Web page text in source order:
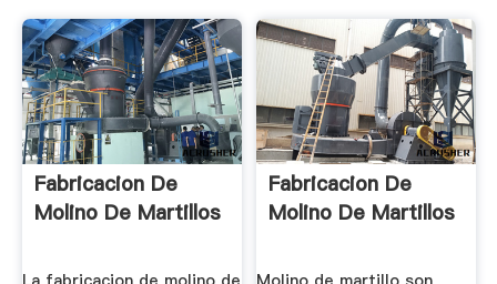
Fabricacion De
Molino De Martillos
Fabricacion De
Molino De Martillos